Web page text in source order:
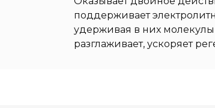
поддерживает
удерживая в них
разглаживает, ускоряет